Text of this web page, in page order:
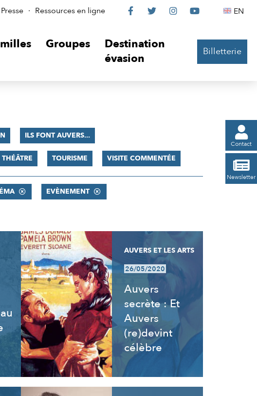
Presse Ressources en ligne
Le
sur

Le

Le

Le
 EN
Groupes
Destination
évasion
Billetterie

Contact

Newsletter
ILS FONT AUVERS...
THÉÂTRE TOURISME VISITE COMMENTÉE
EVÈNEMENT
AUVERS ET LES ARTS
26/05/2020
Auvers
secrète : Et
Auvers
(re)devint
célèbre